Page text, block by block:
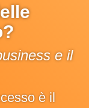
e il
è il